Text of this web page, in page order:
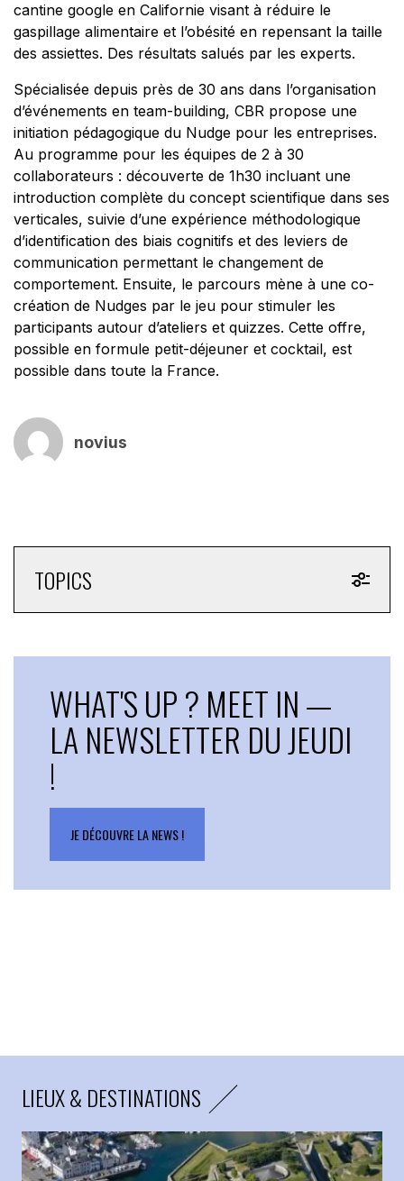
cantine google en Californie visant à réduire le
gaspillage alimentaire et l’obésité en repensant la taille
des assiettes. Des résultats salués par les experts.
Spécialisée depuis près de 30 ans dans l’organisation
d’événements en team-building, CBR propose une
initiation pédagogique du Nudge pour les entreprises.
Au programme pour les équipes de 2 à 30
collaborateurs : découverte de 1h30 incluant une
introduction complète du concept scientifique dans ses
verticales, suivie d’une expérience méthodologique
d’identification des biais cognitifs et des leviers de
communication permettant le changement de
comportement. Ensuite, le parcours mène à une co-
création de Nudges par le jeu pour stimuler les
participants autour d’ateliers et quizzes. Cette offre,
possible en formule petit-déjeuner et cocktail, est
possible dans toute la France.
novius
TOPICS
WHAT'S UP ? MEET IN —
LA NEWSLETTER DU JEUDI
!
JE DÉCOUVRE LA NEWS !
LIEUX & DESTINATIONS